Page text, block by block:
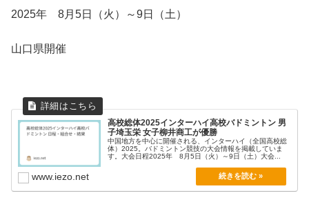
2025年 8月5日（火）～9日（土）
山口県開催
高校総体2025インターハイ高校バドミントン 男
子埼玉栄 女子柳井商工が優勝
中国地方を中心に開催される、インターハイ（全国高校総
体）2025。バドミントン競技の大会情報を掲載していま
す。大会日程2025年 8月5日（火）～9日（土）大会...
www.iezo.net